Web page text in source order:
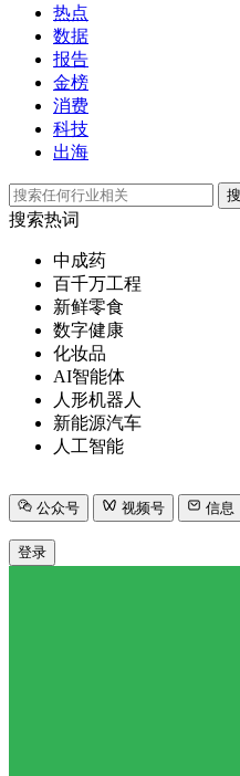
热点
数据
报告
金榜
消费
科技
出海
搜索热词
中成药
百千万工程
新鲜零食
数字健康
化妆品
AI智能体
人形机器人
新能源汽车
人工智能
公众号 视频号
信息
登录